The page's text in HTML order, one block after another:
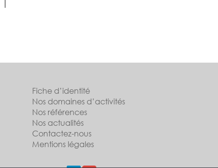
Fiche d’identité
Nos domaines d’activités
Nos références
Nos actualités
Contactez-nous
Mentions légales